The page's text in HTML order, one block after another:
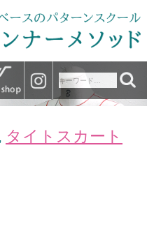
, タイトスカート